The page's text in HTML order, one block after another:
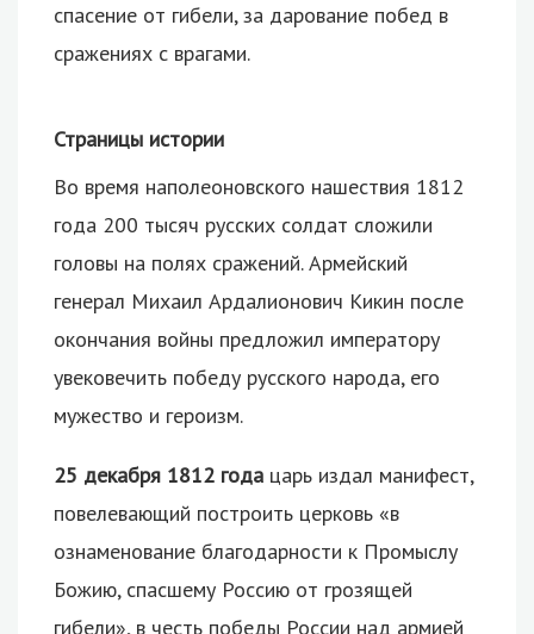
спасение от гибели, за дарование побед в
сражениях с врагами.
Страницы истории
Во время наполеоновского нашествия 1812
года 200 тысяч русских солдат сложили
головы на полях сражений. Армейский
генерал Михаил Ардалионович Кикин после
окончания войны предложил императору
увековечить победу русского народа, его
мужество и героизм.
25 декабря 1812 года царь издал манифест,
повелевающий построить церковь «в
ознаменование благодарности к Промыслу
Божию, спасшему Россию от грозящей
гибели», в честь победы России над армией